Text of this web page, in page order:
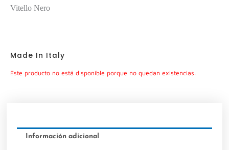
Vitello Nero
Made In Italy
Este producto no está disponible porque no quedan existencias.
Información adicional